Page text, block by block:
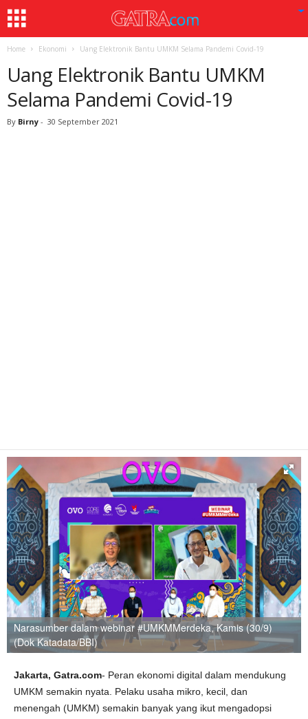
Home Ekonomi Uang Elektronik Bantu UMKM Selama Pandemi Covid-19
Uang Elektronik Bantu UMKM
Selama Pandemi Covid-19
By Birny - 30 September 2021
Narasumber dalam webinar #UMKMMerdeka, Kamis (30/9)
(Dok Katadata/BBI)
Jakarta, Gatra.com- Peran ekonomi digital dalam mendukung
UMKM semakin nyata. Pelaku usaha mikro, kecil, dan
menengah (UMKM) semakin banyak yang ikut mengadopsi